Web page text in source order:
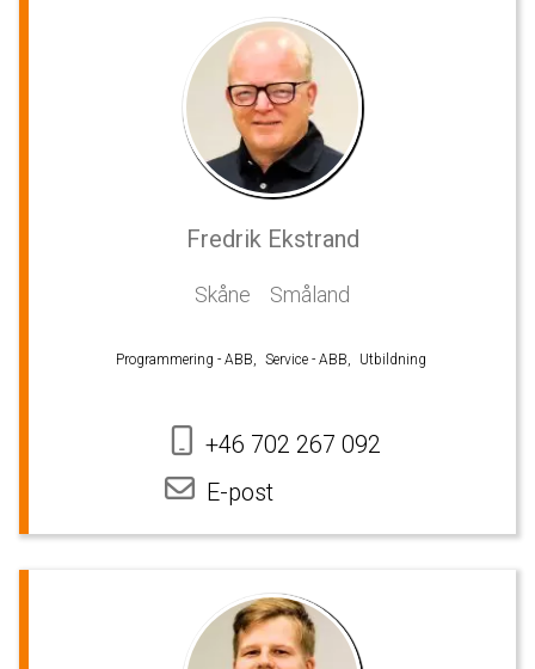
Fredrik Ekstrand
Skåne Småland
Programmering - ABB, Service - ABB, Utbildning
+46 702 267 092
E-post